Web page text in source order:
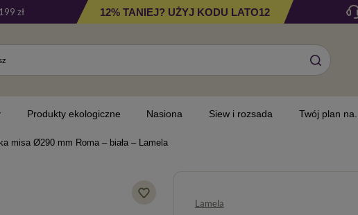
zł 12% TANIEJ? UŻYJ KODU LATO12
Produkty ekologiczne Nasiona Siew i rozsada Twój plan na...
misa Ø290 mm Roma – biała – Lamela
Lamela